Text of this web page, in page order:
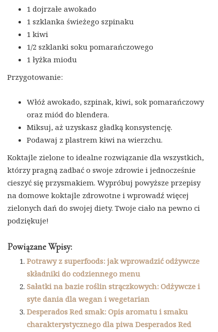
1 dojrzałe awokado
1 szklanka świeżego szpinaku
1 kiwi
1/2 szklanki soku pomarańczowego
1 łyżka miodu
Przygotowanie:
Włóż awokado, szpinak, kiwi, sok pomarańczowy
oraz miód do blendera.
Miksuj, aż uzyskasz gładką konsystencję.
Podawaj z plastrem kiwi na wierzchu.
Koktajle zielone to idealne rozwiązanie dla wszystkich,
którzy pragną zadbać o swoje zdrowie i jednocześnie
cieszyć się przysmakiem. Wypróbuj powyższe przepisy
na domowe koktajle zdrowotne i wprowadź więcej
zielonych dań do swojej diety. Twoje ciało na pewno ci
podziękuje!
Powiązane Wpisy:
Potrawy z superfoods: jak wprowadzić odżywcze
składniki do codziennego menu
Sałatki na bazie roślin strączkowych: Odżywcze i
syte dania dla wegan i wegetarian
Desperados Red smak: Opis aromatu i smaku
charakterystycznego dla piwa Desperados Red